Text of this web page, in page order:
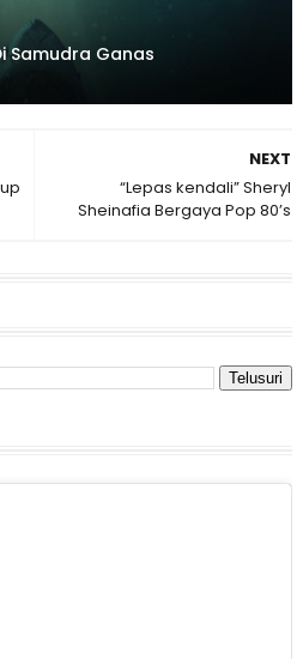
Samudra Ganas
NEXT
“Lepas kendali” Sheryl
Sheinafia Bergaya Pop 80’s